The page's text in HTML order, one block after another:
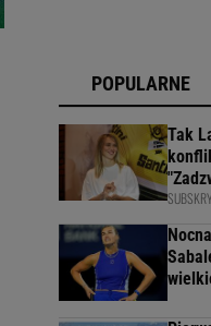
POPULARNE
Tak